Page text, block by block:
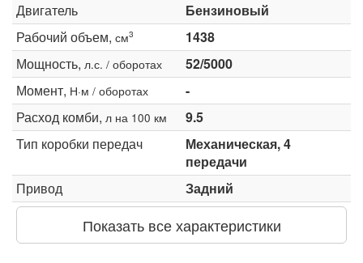
Двигатель
Бензиновый
Рабочий объем, см3
1438
Мощность, л.с. / оборотах
52/5000
Момент, Н·м / оборотах
-
Расход комби, л на 100 км
9.5
Тип коробки передач
Механическая, 4
передачи
Привод
Задний
Показать все характеристики